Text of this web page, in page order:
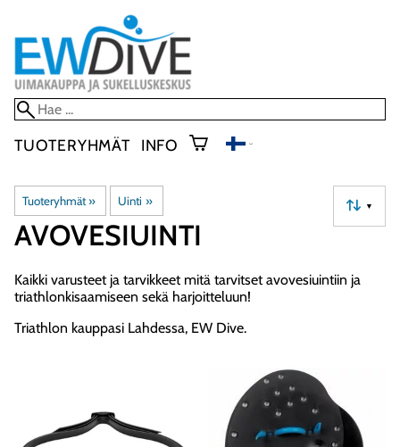
TUOTERYHMÄT INFO
Tuoteryhmät‪» Uinti ‪» ▼
AVOVESIUINTI
Kaikki varusteet ja tarvikkeet mitä tarvitset avovesiuintiin ja
triathlonkisaamiseen sekä harjoitteluun!
Triathlon kauppasi Lahdessa, EW Dive.